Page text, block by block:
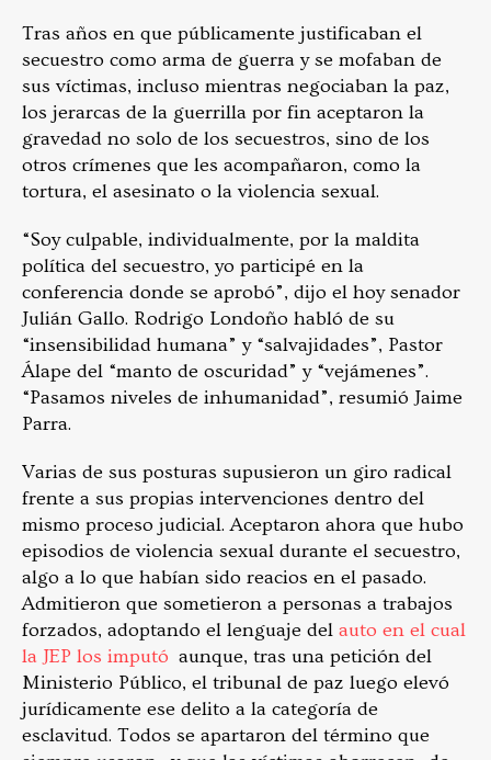
Tras años en que públicamente justificaban el
secuestro como arma de guerra y se mofaban de
sus víctimas, incluso mientras negociaban la paz,
los jerarcas de la guerrilla por fin aceptaron la
gravedad no solo de los secuestros, sino de los
otros crímenes que les acompañaron, como la
tortura, el asesinato o la violencia sexual.
“Soy culpable, individualmente, por la maldita
política del secuestro, yo participé en la
conferencia donde se aprobó”, dijo el hoy senador
Julián Gallo. Rodrigo Londoño habló de su
“insensibilidad humana” y “salvajidades”, Pastor
Álape del “manto de oscuridad” y “vejámenes”.
“Pasamos niveles de inhumanidad”, resumió Jaime
Parra.
Varias de sus posturas supusieron un giro radical
frente a sus propias intervenciones dentro del
mismo proceso judicial. Aceptaron ahora que hubo
episodios de violencia sexual durante el secuestro,
algo a lo que habían sido reacios en el pasado.
Admitieron que sometieron a personas a trabajos
forzados, adoptando el lenguaje del auto en el cual
la JEP los imputó aunque, tras una petición del
Ministerio Público, el tribunal de paz luego elevó
jurídicamente ese delito a la categoría de
esclavitud. Todos se apartaron del término que